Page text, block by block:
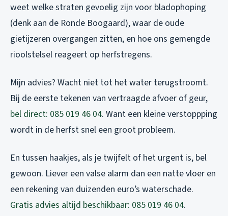
weet welke straten gevoelig zijn voor bladophoping
(denk aan de Ronde Boogaard), waar de oude
gietijzeren overgangen zitten, en hoe ons gemengde
rioolstelsel reageert op herfstregens.
Mijn advies? Wacht niet tot het water terugstroomt.
Bij de eerste tekenen van vertraagde afvoer of geur,
bel direct: 085 019 46 04. Want een kleine verstoppping
wordt in de herfst snel een groot probleem.
En tussen haakjes, als je twijfelt of het urgent is, bel
gewoon. Liever een valse alarm dan een natte vloer en
een rekening van duizenden euro’s waterschade.
Gratis advies altijd beschikbaar: 085 019 46 04.